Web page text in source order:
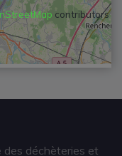
contributors
des déchèteries et